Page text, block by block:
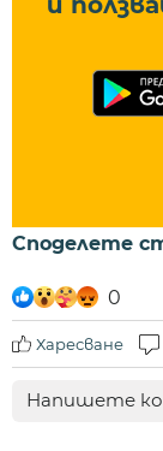
Споделете
0
Харесване